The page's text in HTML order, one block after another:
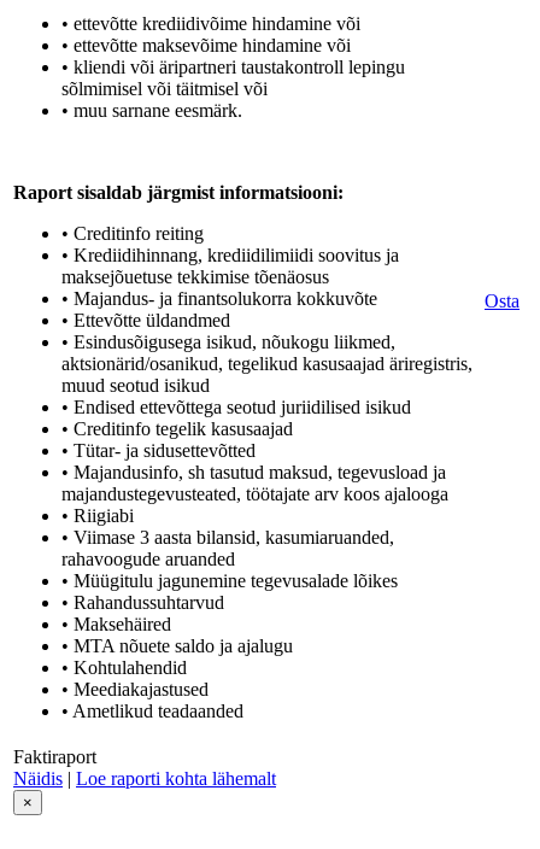
• ettevõtte krediidivõime hindamine või
• ettevõtte maksevõime hindamine või
• kliendi või äripartneri taustakontroll lepingu
sõlmimisel või täitmisel või
• muu sarnane eesmärk.
Raport sisaldab järgmist informatsiooni:
• Creditinfo reiting
• Krediidihinnang, krediidilimiidi soovitus ja
maksejõuetuse tekkimise tõenäosus
• Majandus- ja finantsolukorra kokkuvõte
• Ettevõtte üldandmed
• Esindusõigusega isikud, nõukogu liikmed,
aktsionärid/osanikud, tegelikud kasusaajad äriregistris,
muud seotud isikud
• Endised ettevõttega seotud juriidilised isikud
• Creditinfo tegelik kasusaajad
• Tütar- ja sidusettevõtted
• Majandusinfo, sh tasutud maksud, tegevusload ja
majandustegevusteated, töötajate arv koos ajalooga
• Riigiabi
• Viimase 3 aasta bilansid, kasumiaruanded,
rahavoogude aruanded
• Müügitulu jagunemine tegevusalade lõikes
• Rahandussuhtarvud
• Maksehäired
• MTA nõuete saldo ja ajalugu
• Kohtulahendid
• Meediakajastused
• Ametlikud teadaanded
Osta
Faktiraport
Näidis | Loe raporti kohta lähemalt
×